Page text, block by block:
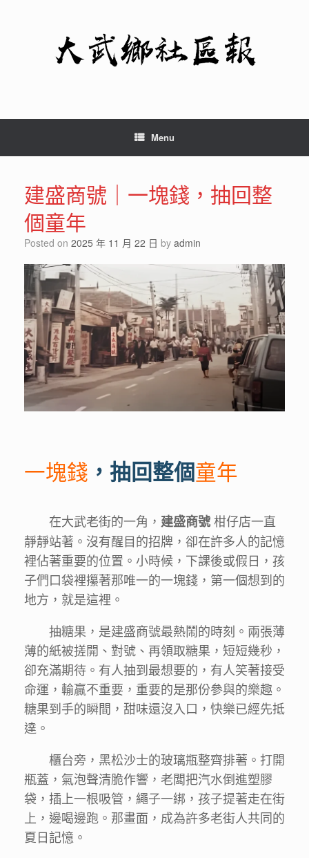
Menu
建盛商號｜一塊錢，抽回整
個童年
Posted on 2025 年 11 月 22 日 by admin
一塊錢 ，抽回整個童年
在大武老街的一角， 建盛商號柑仔店一直
靜靜站著。沒有醒目的招牌，卻在許多人的記憶
裡佔著重要的位置。小時候，下課後或假日，孩
子們口袋裡攥著那唯一的一塊錢，第一個想到的
地方，就是這裡。
抽糖果，是建盛商號最熱鬧的時刻。兩張薄
薄的紙被搓開、對號、再領取糖果，短短幾秒，
卻充滿期待。有人抽到最想要的，有人笑著接受
命運，輸贏不重要，重要的是那份參與的樂趣。
糖果到手的瞬間，甜味還沒入口，快樂已經先抵
達。
櫃台旁，黑松沙士的玻璃瓶整齊排著。打開
瓶蓋，氣泡聲清脆作響，老闆把汽水倒進塑膠
袋，插上一根吸管，繩子一綁，孩子提著走在街
上，邊喝邊跑。那畫面，成為許多老街人共同的
夏日記憶。